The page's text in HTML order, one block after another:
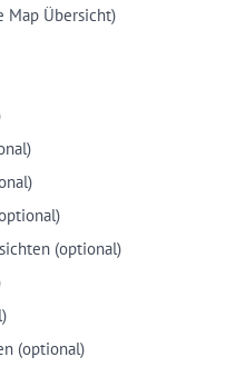
Map Übersicht)
(optional)
(optional)